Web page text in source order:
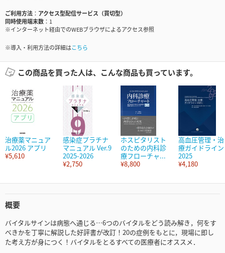
ご利用方法
アクセス型配信サービス（買切型）
同時使用端末数
1
※インターネット経由でのWEBブラウザによるアクセス参照
※導入・利用方法の詳細はこちら
この商品を買った人は、こんな商品も買っています。
治療薬マニュア
ル2026 アプリ
¥5,610
感染症プラチナ
マニュアル Ver.9
2025-2026
¥2,750
ホスピタリスト
のための内科診
療フローチャ...
¥8,800
高血圧管理・治
療ガイドライン
2025
¥4,180
概要
バイタルサインは病態へ通じる…6つのバイタルをどう読み解き，何をす
べきかを丁寧に解説した好評書が改訂！20の症例をもとに，現場に即し
た考え方が身につく！バイタルをとるすべての医療者にオススメ．